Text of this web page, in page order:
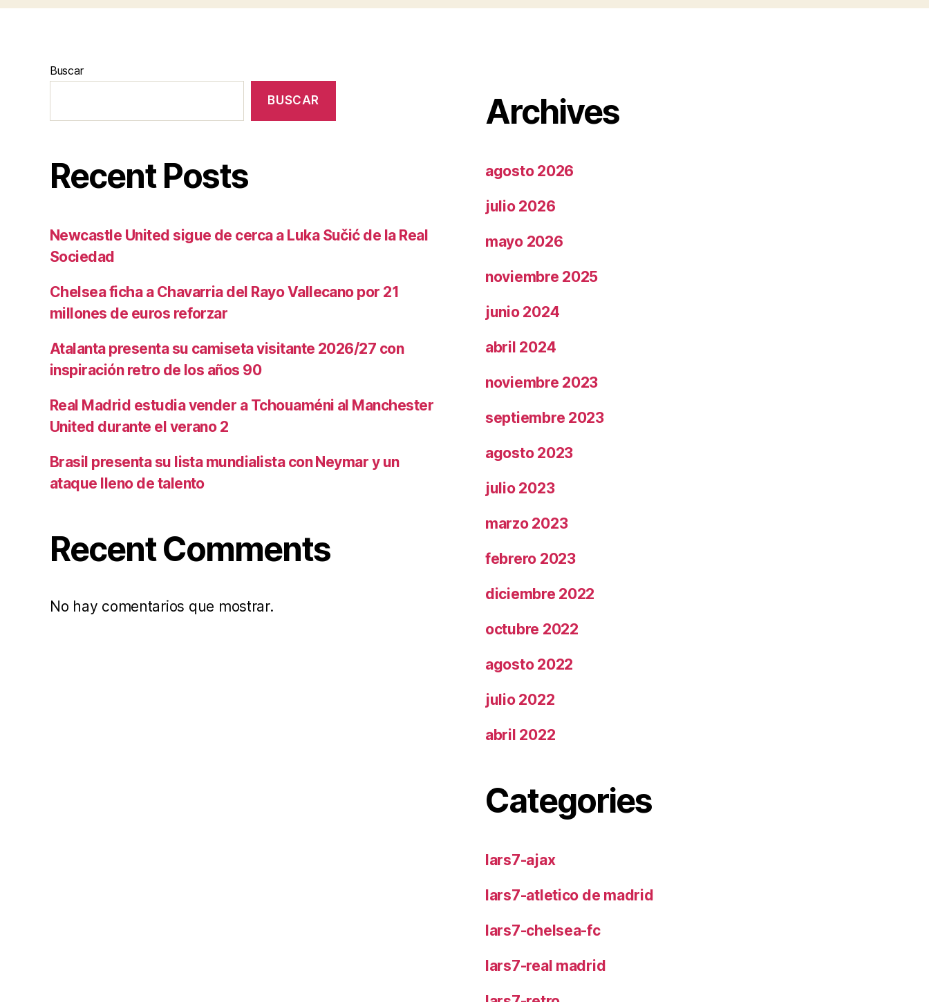
Buscar
BUSCAR
Recent Posts
Newcastle United sigue de cerca a Luka Sučić de la Real
Sociedad
Chelsea ficha a Chavarria del Rayo Vallecano por 21
millones de euros reforzar
Atalanta presenta su camiseta visitante 2026/27 con
inspiración retro de los años 90
Real Madrid estudia vender a Tchouaméni al Manchester
United durante el verano 2
Brasil presenta su lista mundialista con Neymar y un
ataque lleno de talento
Recent Comments
No hay comentarios que mostrar.
Archives
agosto 2026
julio 2026
mayo 2026
noviembre 2025
junio 2024
abril 2024
noviembre 2023
septiembre 2023
agosto 2023
julio 2023
marzo 2023
febrero 2023
diciembre 2022
octubre 2022
agosto 2022
julio 2022
abril 2022
Categories
lars7-ajax
lars7-atletico de madrid
lars7-chelsea-fc
lars7-real madrid